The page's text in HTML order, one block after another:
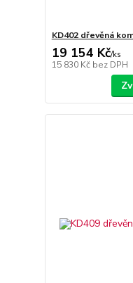
KD402 dřevěná
19 154 Kč/ks
15 830 Kč bez DPH